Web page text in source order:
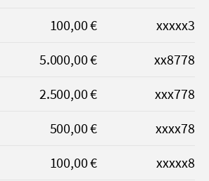
100,00 €
xxxxx3
5.000,00 €
xx8778
2.500,00 €
xxx778
500,00 €
xxxx78
100,00 €
xxxxx8